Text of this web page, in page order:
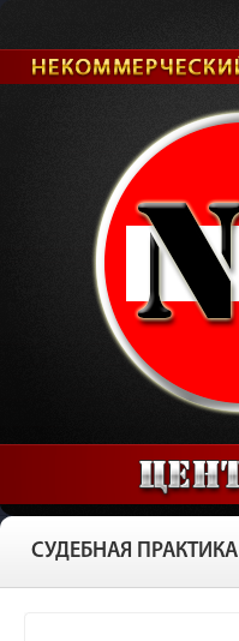
СУДЕБНАЯ ПРАКТИКА